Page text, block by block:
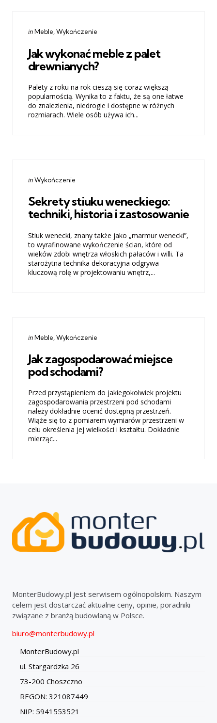
Categories
Posted
inMeble Wykończenie
Jak wykonać meble z palet
drewnianych?
Palety z roku na rok cieszą się coraz większą
popularnością. Wynika to z faktu, że są one łatwe
do znalezienia, niedrogie i dostępne w różnych
rozmiarach. Wiele osób używa ich...
Categories
Posted
inWykończenie
Sekrety stiuku weneckiego:
techniki, historia i zastosowanie
Stiuk wenecki, znany także jako „marmur wenecki”,
to wyrafinowane wykończenie ścian, które od
wieków zdobi wnętrza włoskich pałaców i willi. Ta
starożytna technika dekoracyjna odgrywa
kluczową rolę w projektowaniu wnętrz,...
Categories
Posted
inMeble Wykończenie
Jak zagospodarować miejsce
pod schodami?
Przed przystąpieniem do jakiegokolwiek projektu
zagospodarowania przestrzeni pod schodami
należy dokładnie ocenić dostępną przestrzeń.
Wiąże się to z pomiarem wymiarów przestrzeni w
celu określenia jej wielkości i kształtu. Dokładnie
mierząc...
MonterBudowy.pl jest serwisem ogólnopolskim. Naszym
celem jest dostarczać aktualne ceny, opinie, poradniki
związane z branżą budowlaną w Polsce.
biuro@monterbudowy.pl
MonterBudowy.pl
ul. Stargardzka 26
73-200 Choszczno
REGON: 321087449
NIP: 5941553521